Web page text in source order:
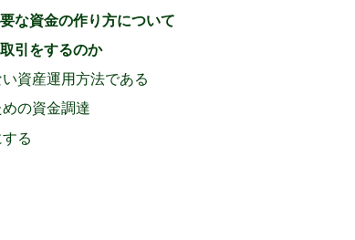
な資金の作り方について
引をするのか
資産運用方法である
の資金調達
る